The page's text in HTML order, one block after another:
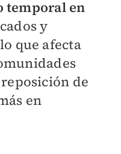
temporal en
y
que afecta
de
en